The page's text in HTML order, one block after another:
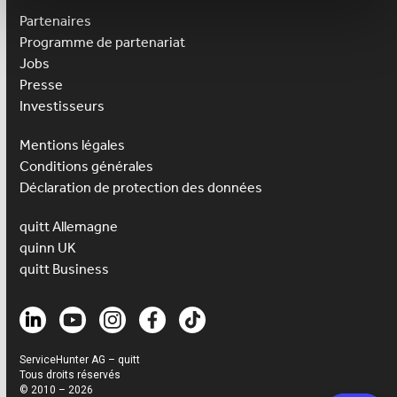
Partenaires
Programme de partenariat
Jobs
Presse
Investisseurs
Mentions légales
Conditions générales
Déclaration de protection des données
quitt Allemagne
quinn UK
quitt Business
ServiceHunter AG – quitt
Tous droits réservés
© 2010 – 2026